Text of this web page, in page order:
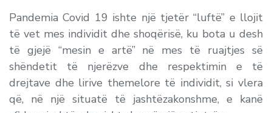
Pandemia Covid 19 ishte një tjetër “luftë” e llojit
të vet mes individit dhe shoqërisë, ku bota u desh
të gjejë “mesin e artë” në mes të ruajtjes së
shëndetit të njerëzve dhe respektimin e të
drejtave dhe lirive themelore të individit, si vlera
që, në një situatë të jashtëzakonshme, e kanë